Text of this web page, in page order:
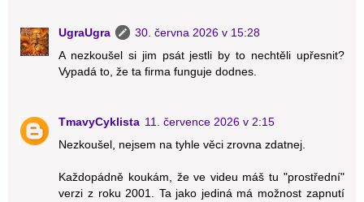
UgraUgra
30. června 2026 v 15:28
A nezkoušel si jim psát jestli by to nechtěli upřesnit?
Vypadá to, že ta firma funguje dodnes.
TmavyCyklista 11. července 2026 v 2:15
Nezkoušel, nejsem na tyhle věci zrovna zdatnej.
Každopádně koukám, že ve videu máš tu "prostřední"
verzi z roku 2001. Ta jako jediná má možnost zapnutí